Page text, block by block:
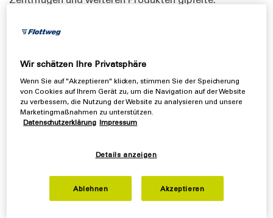
Produktionskapazität des Trenntechnik-Spezialisten
Wachstum gelegt.
Wir schätzen Ihre Privatsphäre
Wenn Sie auf "Akzeptieren" klicken, stimmen Sie der Speicherung
von Cookies auf Ihrem Gerät zu, um die Navigation auf der Website
zu verbessern, die Nutzung der Website zu analysieren und unsere
Marketingmaßnahmen zu unterstützen.
Datenschutzerklärung Impressum
Details anzeigen
Ablehnen Akzeptieren